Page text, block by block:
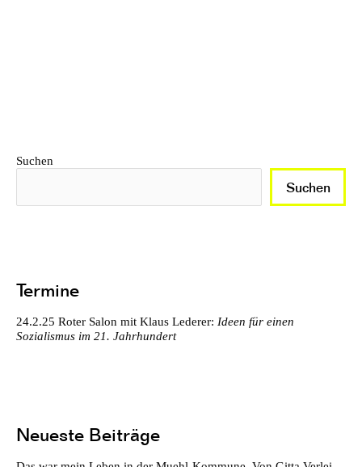
Suchen
Suchen
Termine
24.2.25 Roter Salon mit Klaus Lederer: Ideen für einen
Sozialismus im 21. Jahrhundert
Neueste Beiträge